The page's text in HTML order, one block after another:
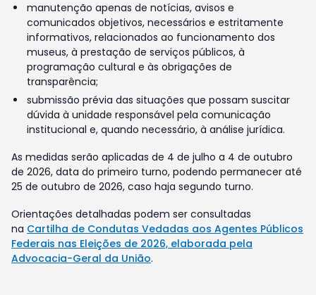
manutenção apenas de notícias, avisos e
comunicados objetivos, necessários e estritamente
informativos, relacionados ao funcionamento dos
museus, à prestação de serviços públicos, à
programação cultural e às obrigações de
transparência;
submissão prévia das situações que possam suscitar
dúvida à unidade responsável pela comunicação
institucional e, quando necessário, à análise jurídica.
As medidas serão aplicadas de 4 de julho a 4 de outubro
de 2026, data do primeiro turno, podendo permanecer até
25 de outubro de 2026, caso haja segundo turno.
Orientações detalhadas podem ser consultadas
na Cartilha de Condutas Vedadas aos Agentes Públicos
Federais nas Eleições de 2026, elaborada pela
Advocacia-Geral da União.